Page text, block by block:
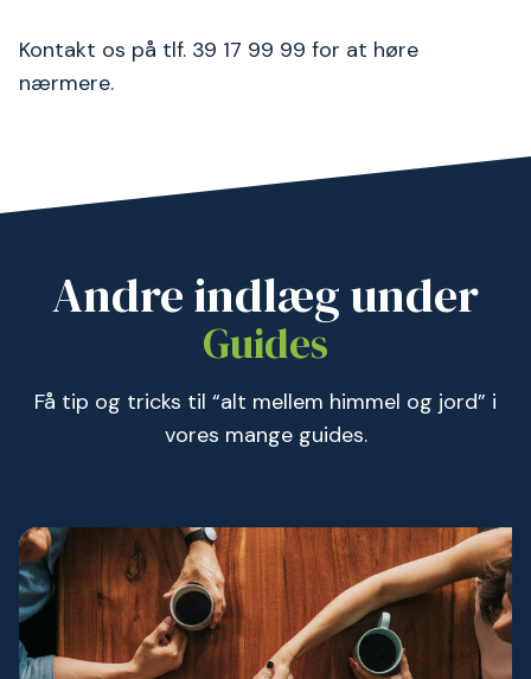
Kontakt os på tlf. 39 17 99 99 for at høre
nærmere.
Andre indlæg under
Guides
Få tip og tricks til “alt mellem himmel og jord” i
vores mange guides.